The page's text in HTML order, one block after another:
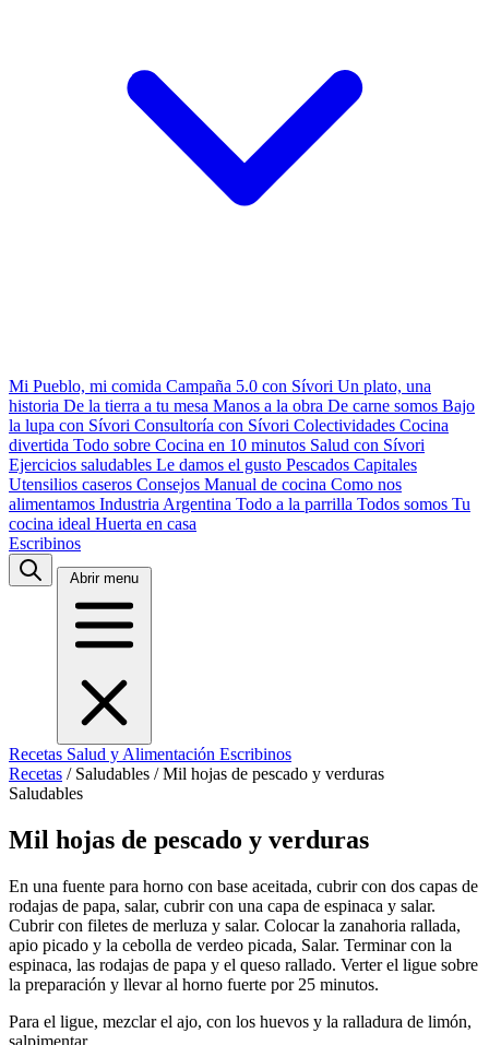
Mi Pueblo, mi comida Campaña 5.0 con Sívori Un plato, una
historia De la tierra a tu mesa Manos a la obra De carne somos Bajo
la lupa con Sívori Consultoría con Sívori Colectividades Cocina
divertida Todo sobre Cocina en 10 minutos Salud con Sívori
Ejercicios saludables Le damos el gusto Pescados Capitales
Utensilios caseros Consejos Manual de cocina Como nos
alimentamos Industria Argentina Todo a la parrilla Todos somos Tu
cocina ideal Huerta en casa
Escribinos
Abrir menu
Recetas Salud y Alimentación Escribinos
Recetas / Saludables / Mil hojas de pescado y verduras
Saludables
Mil hojas de pescado y verduras
En una fuente para horno con base aceitada, cubrir con dos capas de
rodajas de papa, salar, cubrir con una capa de espinaca y salar.
Cubrir con filetes de merluza y salar. Colocar la zanahoria rallada,
apio picado y la cebolla de verdeo picada, Salar. Terminar con la
espinaca, las rodajas de papa y el queso rallado. Verter el ligue sobre
la preparación y llevar al horno fuerte por 25 minutos.
Para el ligue, mezclar el ajo, con los huevos y la ralladura de limón,
salpimentar.